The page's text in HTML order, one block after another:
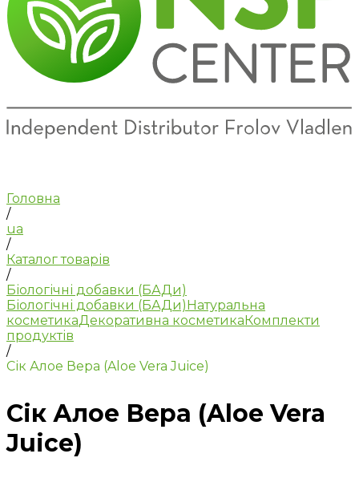
Головна
/
ua
/
Каталог товарів
/
Біологічні добавки (БАДи)
Біологічні добавки (БАДи) Натуральна
косметикаДекоративна косметика Комплекти
продуктів
/
Сік Алое Вера (Aloe Vera Juice)
Сік Алое Вера (Aloe Vera
Juice)